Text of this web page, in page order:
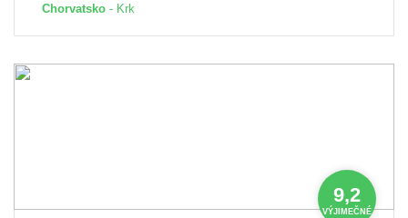
Chorvatsko - Krk
9,2
VÝJIMEČNÉ